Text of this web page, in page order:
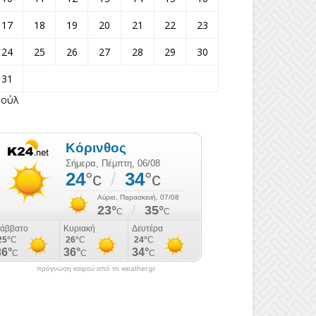
17
18 19 20 21 22
23
24
25 26 27 28 29
30
31
πρόγνωση καιρού από το weather.gr